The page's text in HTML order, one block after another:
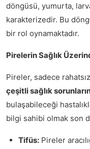
döngüsü, yumurta,
karakterizedir. Bu
bir rol oynamaktadır.
Pirelerin Sağlık
Pireler, sadece
çeşitli sağlık
bulaşabileceği
bilgi sahibi olmak son
Tifüs: Pireler